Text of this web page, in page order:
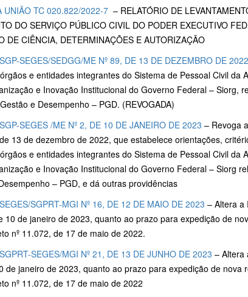
UNIÃO TC 020.822/2022-7 – RELATÓRIO DE
DO SERVIÇO PÚBLICO CIVIL DO PODER EXECUTIVO
DE CIÊNCIA, DETERMINAÇÕES E AUTORIZAÇÃO
SEGES/SEDGG/ME Nº 89, DE 13 DE DEZEMBRO DE 2022
e entidades integrantes do Sistema de Pessoal Civil da
e Inovação Institucional do Governo Federal – Siorg,
e Desempenho – PGD. (REVOGADA)
SEGES /ME Nº 2, DE 10 DE JANEIRO DE 2023 – Revoga
13 de dezembro de 2022, que estabelece orientações,
e entidades integrantes do Sistema de Pessoal Civil da
e Inovação Institucional do Governo Federal – Siorg
– PGD, e dá outras providências
SGPRT-MGI Nº 16, DE 12 DE MAIO DE 2023 – Altera a
10 de janeiro de 2023, quanto ao prazo para expedição de
nº 11.072, de 17 de maio de 2022.
SEGES/MGI Nº 21, DE 13 DE JUNHO DE 2023 – Altera
de janeiro de 2023, quanto ao prazo para expedição de nova
nº 11.072, de 17 de maio de 2022